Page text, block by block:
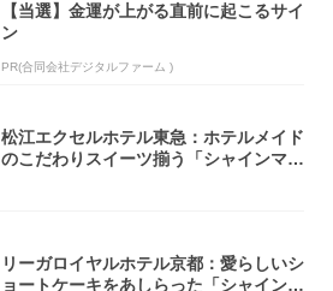
【当選】金運が上がる直前に起こるサイ
ン
PR(合同会社デジタルファーム )
松江エクセルホテル東急：ホテルメイド
のこだわりスイーツ揃う「シャインマス
リーガロイヤルホテル京都：愛らしいシ
ョートケーキをあしらった「シャインマ